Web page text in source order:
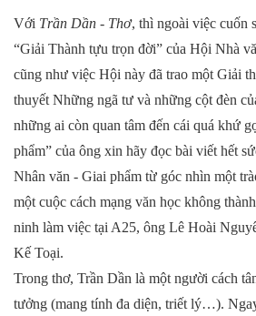
Với Trần Dần - Thơ, thì ngoài việc cuốn
“Giải Thành tựu trọn đời” của Hội Nhà
cũng như việc Hội này đã trao một Giải
thuyết Những ngã tư và những cột đèn
những ai còn quan tâm đến cái quá khứ
phẩm” của ông xin hãy đọc bài viết hết
Nhân văn - Giai phẩm từ góc nhìn một
một cuộc cách mạng văn học không
ninh làm việc tại A25, ông Lê Hoài
Kế Toại.
Trong thơ, Trần Dần là một người cách
tưởng (mang tính đa diện, triết lý…).